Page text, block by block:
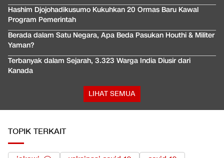
Hashim Djojohadikusumo Kukuhkan 20 Ormas Baru Kawal
Program Pemerintah
Berada dalam Satu Negara, Apa Beda Pasukan Houthi & Militer
Yaman?
Terbanyak dalam Sejarah, 3.323 Warga India Diusir dari
Kanada
LIHAT SEMUA
TOPIK TERKAIT